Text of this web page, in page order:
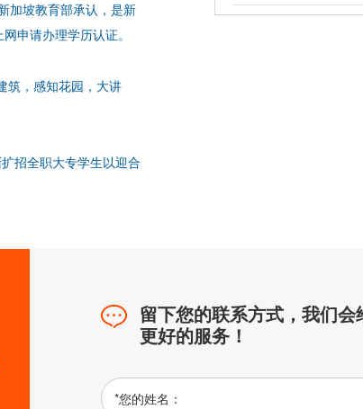
加坡教育部承认，是新
申请办理学历认证。
筑，感知花园，大讲
招全职大专学生以迎合
留下您的联系方式，我们会
更好的服务！
*您的姓名：